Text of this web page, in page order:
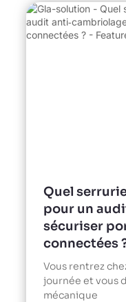
Quel
pour un
sécuriser
connectées
Vous rentrez
journée et vous
mécanique